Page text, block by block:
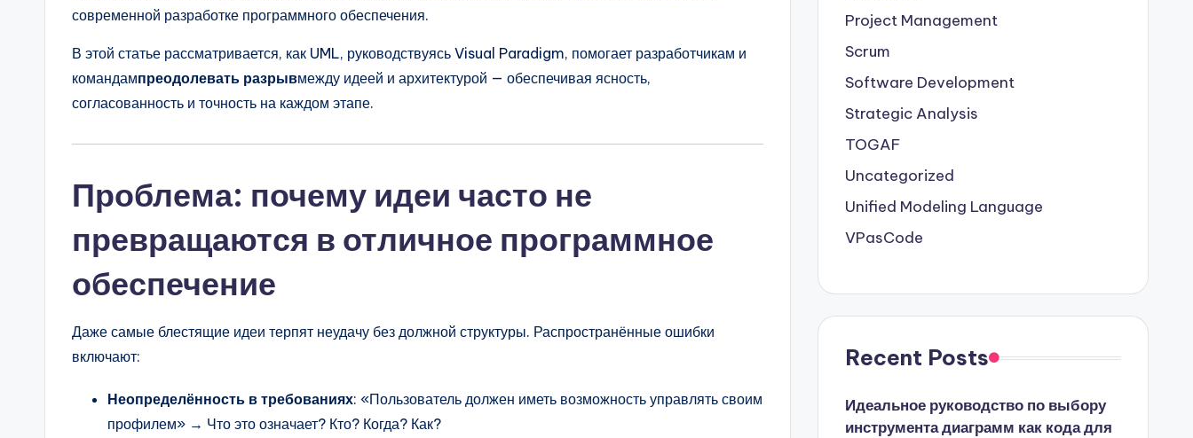
si
современной разработке программного обеспечения.
В этой статье рассматривается, как UML, руководствуясь Visual Paradigm, помогает разработчикам и
командампреодолевать разрывмежду идеей и архитектурой — обеспечивая ясность,
согласованность и точность на каждом этапе.
Проблема: почему идеи часто не
превращаются в отличное программное
обеспечение
Даже самые блестящие идеи терпят неудачу без должной структуры. Распространённые ошибки
включают:
Неопределённость в требованиях: «Пользователь должен иметь возможность управлять своим
профилем» → Что это означает? Кто? Когда? Как?
Project Management
Scrum
Software Development
Strategic Analysis
TOGAF
Uncategorized
Unified Modeling Language
VPasCode
Recent Posts
Идеальное руководство по выбору
инструмента диаграмм как кода для